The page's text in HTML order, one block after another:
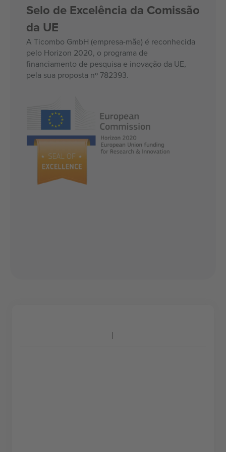
Selo de Excelência da Comissão
da UE
A Ticombo GmbH (empresa-mãe) é reconhecida
pelo Horizon 2020, o programa de
financiamento de pesquisa e inovação da UE,
pela sua proposta nº 782393.